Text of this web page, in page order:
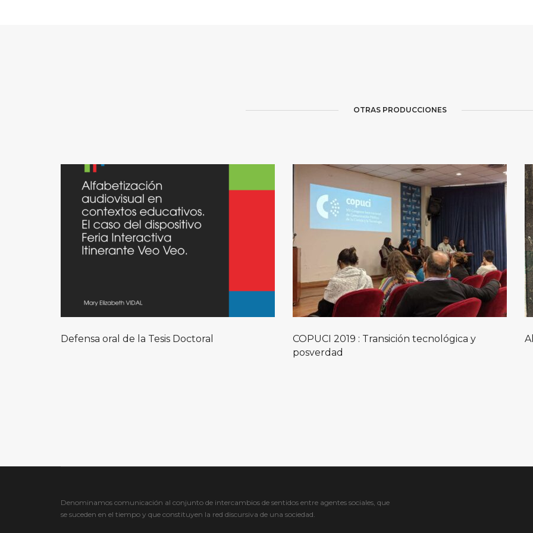
OTRAS PRODUCCIONES
Defensa oral de la Tesis Doctoral
COPUCI 2019 : Transición tecnológica y
posverdad
Denominamos comunicación al conjunto de intercambios de sentidos entre agentes sociales, que
se suceden en el tiempo y que constituyen la red discursiva de una sociedad.